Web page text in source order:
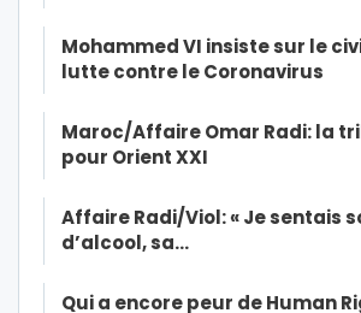
Mohammed VI insiste sur le
lutte contre le Coronavirus
Maroc/Affaire Omar Radi: la
pour Orient XXI
Affaire Radi/Viol: « Je sentais
d’alcool, sa…
Qui a encore peur de Human